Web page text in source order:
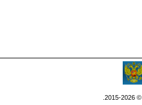
.2015-2026 ©